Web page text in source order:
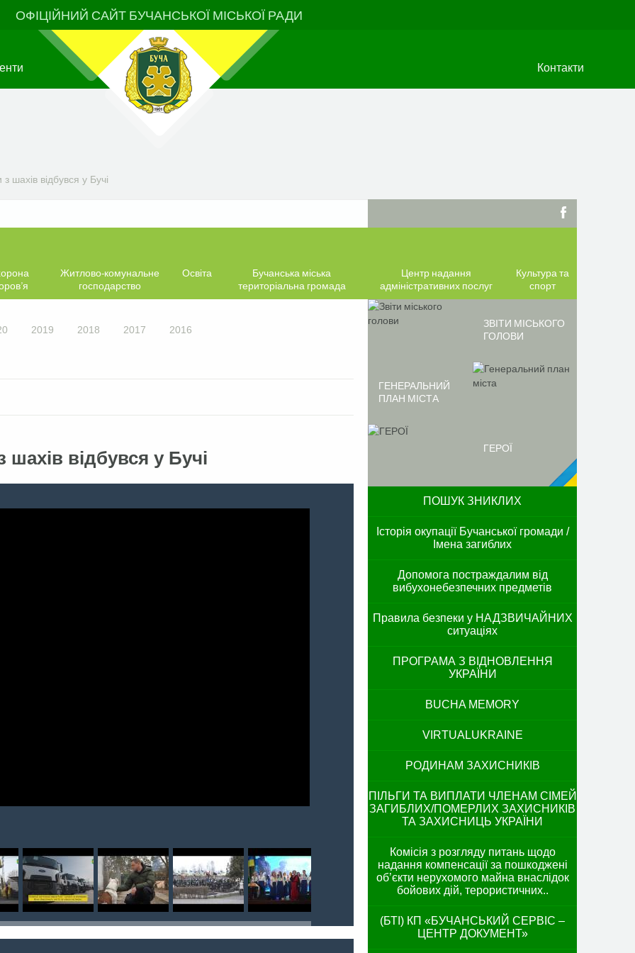
ОФІЦІЙНИЙ САЙТ БУЧАНСЬКОЇ МІСЬКОЇ РАДИ
Контакти
шахів відбувся у Бучі
Житлово-комунальне
господарство
Освіта
Бучанська міська
територіальна громада
Центр надання
адміністративних послуг
Культура та
спорт
2019 2018 2017 2016
шахів відбувся у Бучі
ЗВІТИ МІСЬКОГО
ГОЛОВИ
ГЕНЕРАЛЬНИЙ
ПЛАН МІСТА
ГЕРОЇ
ПОШУК ЗНИКЛИХ
Історія окупації Бучанської громади /
Імена загиблих
Допомога постраждалим від
вибухонебезпечних предметів
Правила безпеки у НАДЗВИЧАЙНИХ
ситуаціях
ПРОГРАМА З ВІДНОВЛЕННЯ
УКРАЇНИ
BUCHA MEMORY
VIRTUALUKRAINE
РОДИНАМ ЗАХИСНИКІВ
ПІЛЬГИ ТА ВИПЛАТИ ЧЛЕНАМ СІМЕЙ
ЗАГИБЛИХ/ПОМЕРЛИХ ЗАХИСНИКІВ
ТА ЗАХИСНИЦЬ УКРАЇНИ
Комісія з розгляду питань щодо
надання компенсації за пошкоджені
об’єкти нерухомого майна внаслідок
бойових дій, терористичних..
(БТІ) КП «БУЧАНСЬКИЙ СЕРВІС –
ЦЕНТР ДОКУМЕНТ»